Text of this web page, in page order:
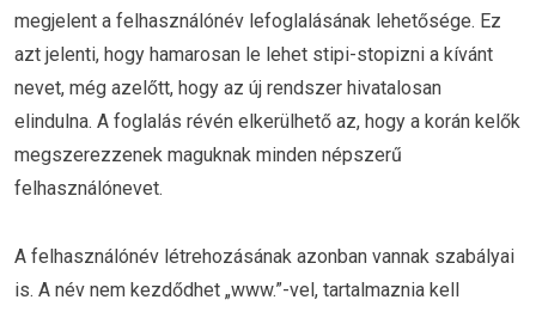
megjelent a felhasználónév lefoglalásának lehetősége. Ez
azt jelenti, hogy hamarosan le lehet stipi-stopizni a kívánt
nevet, még azelőtt, hogy az új rendszer hivatalosan
elindulna. A foglalás révén elkerülhető az, hogy a korán kelők
megszerezzenek maguknak minden népszerű
felhasználónevet.
A felhasználónév létrehozásának azonban vannak szabályai
is. A név nem kezdődhet „www.”-vel, tartalmaznia kell